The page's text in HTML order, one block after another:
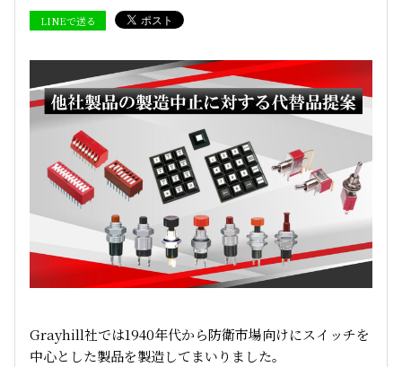
LINEで送る
Grayhill社では1940年代から防衛市場向けにスイッチを
中心とした製品を製造してまいりました。